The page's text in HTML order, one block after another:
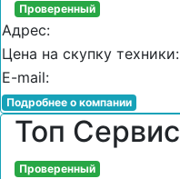
Проверенный
Адрес:
Цена на скупку техники:
E-mail:
Подробнее о компании
Топ Сервис
Проверенный